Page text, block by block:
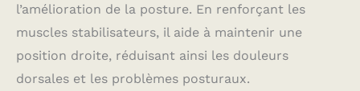
l’amélioration de la posture. En renforçant les
muscles stabilisateurs, il aide à maintenir une
position droite, réduisant ainsi les douleurs
dorsales et les problèmes posturaux.